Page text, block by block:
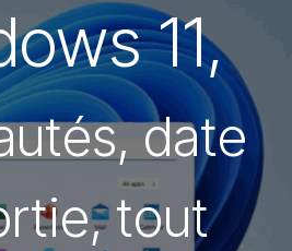
11,
date
tout